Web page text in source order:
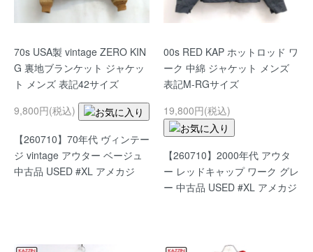
70s USA製 vintage ZERO KIN
G 裏地ブランケット ジャケッ
ト メンズ 表記42サイズ
9,800円(税込)
【260710】70年代 ヴィンテー
ジ vintage アウター ベージュ
中古品 USED #XL アメカジ
00s RED KAP ホットロッド ワ
ーク 中綿 ジャケット メンズ
表記M-RGサイズ
19,800円(税込)
【260710】2000年代 アウタ
ー レッドキャップ ワーク グレ
ー 中古品 USED #XL アメカジ